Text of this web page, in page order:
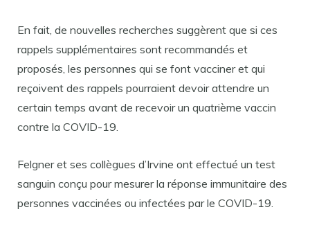
En fait, de nouvelles recherches suggèrent que si ces
rappels supplémentaires sont recommandés et
proposés, les personnes qui se font vacciner et qui
reçoivent des rappels pourraient devoir attendre un
certain temps avant de recevoir un quatrième vaccin
contre la COVID-19.
Felgner et ses collègues d’Irvine ont effectué un test
sanguin conçu pour mesurer la réponse immunitaire des
personnes vaccinées ou infectées par le COVID-19.